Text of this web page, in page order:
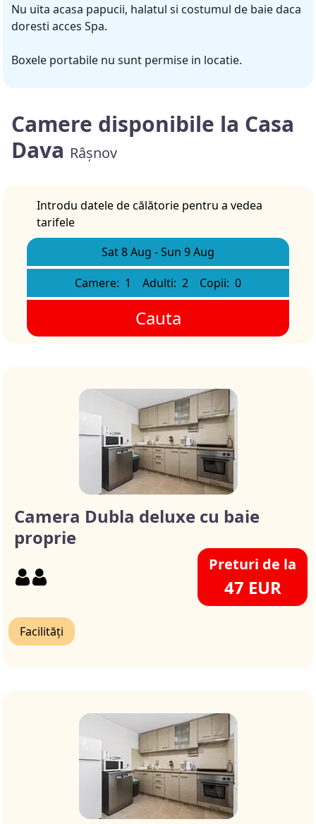
Nu uita acasa papucii, halatul si costumul de baie daca
doresti acces Spa.
Boxele portabile nu sunt permise in locatie.
Camere disponibile la Casa
Dava Râșnov
Introdu datele de călătorie pentru a vedea
tarifele
Sat 8 Aug -Sun 9 Aug
Camere: 1 Adulti: 2 Copii: 0
Cauta
Camera Dubla deluxe cu baie
proprie
Preturi de la
47 EUR
Facilități